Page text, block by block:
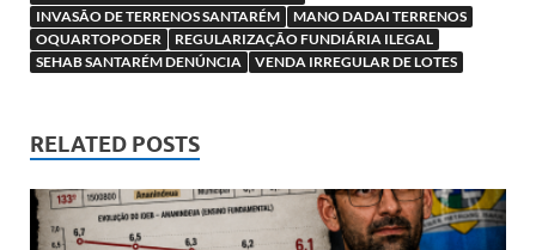
INVASÃO DE TERRENOS SANTARÉM
MANO DADAI TERRENOS
OQUARTOPODER
REGULARIZAÇÃO FUNDIÁRIA ILEGAL
SEHAB SANTARÉM DENÚNCIA
VENDA IRREGULAR DE LOTES
RELATED POSTS